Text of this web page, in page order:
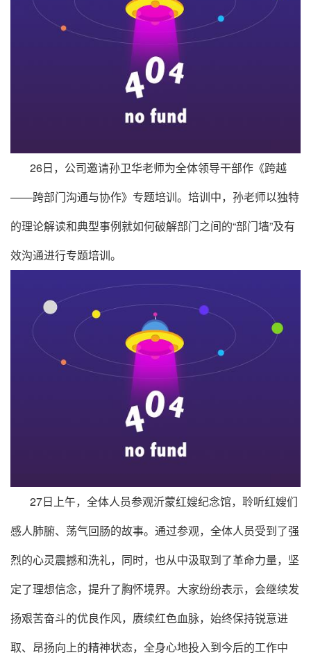
26日，公司邀请孙卫华老师为全体领导干部作《跨越
——跨部门沟通与协作》专题培训。培训中，孙老师以独特
的理论解读和典型事例就如何破解部门之间的“部门墙”及有
效沟通进行专题培训。
27日上午，全体人员参观沂蒙红嫂纪念馆，聆听红嫂们
感人肺腑、荡气回肠的故事。通过参观，全体人员受到了强
烈的心灵震撼和洗礼，同时，也从中汲取到了革命力量，坚
定了理想信念，提升了胸怀境界。大家纷纷表示，会继续发
扬艰苦奋斗的优良作风，赓续红色血脉，始终保持锐意进
取、昂扬向上的精神状态，全身心地投入到今后的工作中